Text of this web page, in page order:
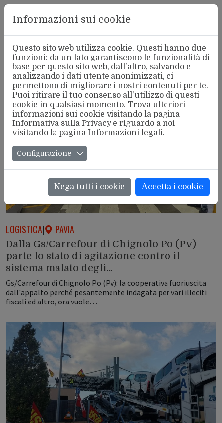
Aderente
Tutte le notizie con Tag:Logistica
LOGISTICA| PAVIA
Dalla Gs/Carrefour di Chignolo Po (Pv)
parte lo stato di agitazione contro il
sistema malato degli…
Gs/Carrefour di Chignolo Po (Pv): la cooperativa fuoriuscita
dall'appalto perché pesantemente indagata per vari illeciti
fiscali ed altro, ora vuole…
Informazioni sui cookie
Questo sito web utilizza cookie. Questi hanno due
funzioni: da un lato garantiscono le funzionalità di
base per questo sito web, dall'altro, salvando e
analizzando i dati utente anonimizzati, ci
permettono di migliorare i nostri contenuti per te.
Puoi ritirare il tuo consenso all'utilizzo di questi
cookie in qualsiasi momento. Trova ulteriori
informazioni sui cookie visitando la pagina
Informativa sulla Privacye riguardo a noi
visitando la pagina Informazioni legali.
Configurazione
Nega tutti i cookie Accetta i cookie